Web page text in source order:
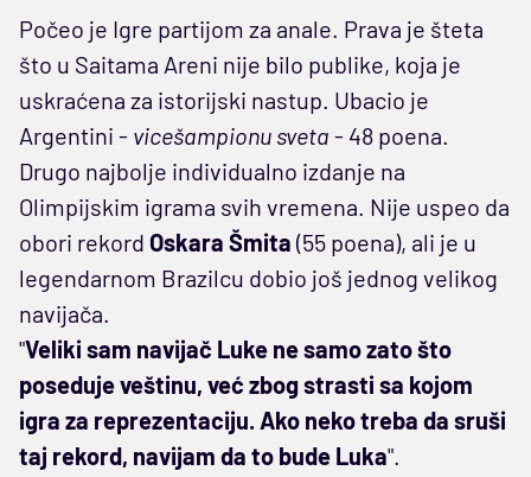
Počeo je Igre partijom za anale. Prava je šteta
što u Saitama Areni nije bilo publike, koja je
uskraćena za istorijski nastup. Ubacio je
Argentini - vicešampionu sveta - 48 poena.
Drugo najbolje individualno izdanje na
Olimpijskim igrama svih vremena. Nije uspeo da
obori rekord Oskara Šmita (55 poena), ali je u
legendarnom Brazilcu dobio još jednog velikog
navijača.
"Veliki sam navijač Luke ne samo zato što
poseduje veštinu, već zbog strasti sa kojom
igra za reprezentaciju. Ako neko treba da sruši
taj rekord, navijam da to bude Luka".